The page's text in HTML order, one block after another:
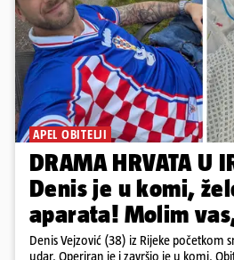
APEL OBITELJI
DRAMA HRVATA U
Denis je u komi,
aparata! Molim
Denis Vejzović (38) iz Rijeke početkom
udar. Operiran je i završio je u komi.